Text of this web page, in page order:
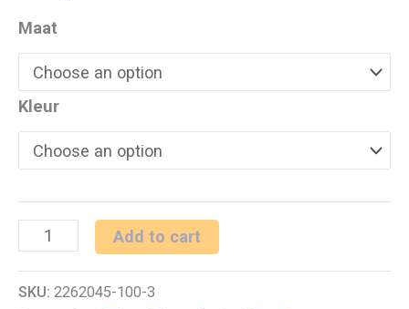
Maat
Kleur
PRINTER
LADY
Add to cart
SKU: 2262045-100-3